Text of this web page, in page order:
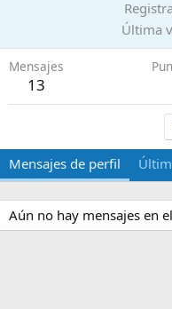
Última
Mensajes
13
Mensajes de perfil
Aún no hay mensajes en